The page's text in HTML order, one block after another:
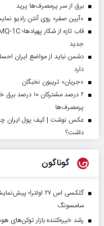
برق از سر پرمصرف‌ها پرید
«آیین صفر» روی آنتن رادیو نمایش؛ ۶ روایت از اخلاق و سیره
جدید
دشمن نباید از مواضع ایران
دارد
«جریان» تریبون نخبگان
۲ درصد
پرمصرف‌ها
عکس نوشت | کیف پول ایران
داشت؟
گوناگون
گلکسی اس ۲۷
سامسونگ